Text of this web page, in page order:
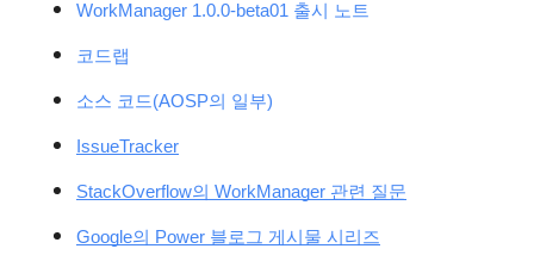
WorkManager 1.0.0-beta01 출시 노트
코드랩
소스 코드(AOSP의 일부)
IssueTracker
StackOverflow의 WorkManager 관련 질문
Google의 Power 블로그 게시물 시리즈